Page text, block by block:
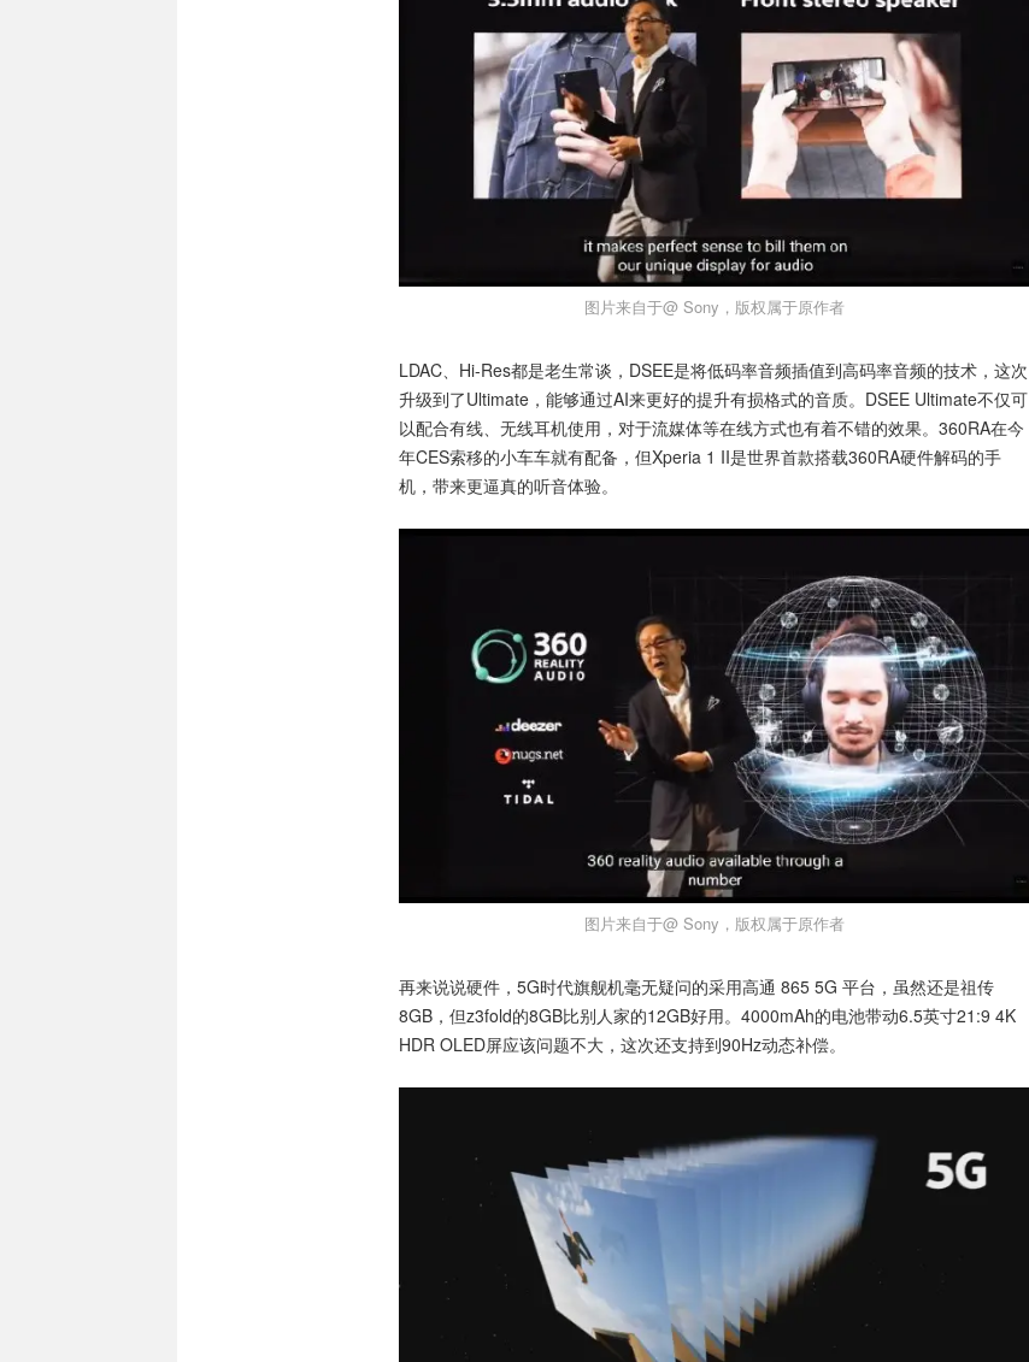
图片来自于@ Sony，版权属于原作者
LDAC、Hi-Res都是老生常谈，DSEE是将低码率音频插值到高码率音频的技术，这次
升级到了Ultimate，能够通过AI来更好的提升有损格式的音质。DSEE Ultimate不仅可
以配合有线、无线耳机使用，对于流媒体等在线方式也有着不错的效果。360RA在今
年CES索移的小车车就有配备，但Xperia 1 II是世界首款搭载360RA硬件解码的手
机，带来更逼真的听音体验。
图片来自于@ Sony，版权属于原作者
再来说说硬件，5G时代旗舰机毫无疑问的采用高通 865 5G 平台，虽然还是祖传
8GB，但z3fold的8GB比别人家的12GB好用。4000mAh的电池带动6.5英寸21:9 4K
HDR OLED屏应该问题不大，这次还支持到90Hz动态补偿。